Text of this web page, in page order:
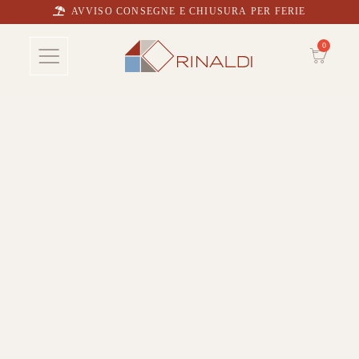
AVVISO CONSEGNE E CHIUSURA PER FERIE